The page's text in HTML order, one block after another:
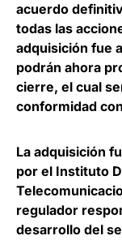
acuerdo
todas las
adquisición fue
podrán ahora
cierre, el cual
conformidad
La adquisición
por el Instituto
regulador
desarrollo del